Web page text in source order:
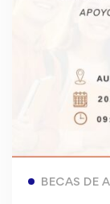
BECAS DE